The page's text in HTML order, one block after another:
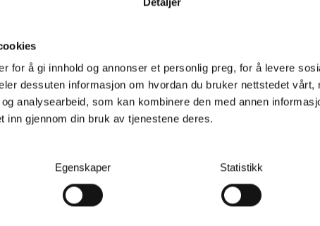
for å gi innhold og annonser et personlig preg, for å levere
dessuten informasjon om hvordan du bruker nettstedet vårt,
analysearbeid, som kan kombinere den med annen
inn gjennom din bruk av tjenestene deres.
Egenskaper Statistikk
Luba 3 AWD 3000
areal:3 000 m²
80 %
opptil 175 min